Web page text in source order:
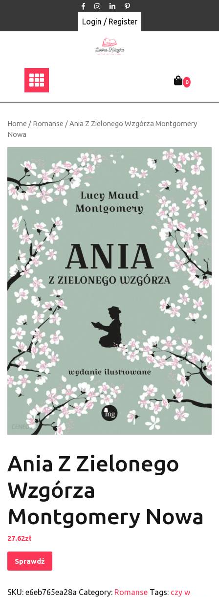
Login / Register
0
Home / Romanse / Ania Z Zielonego Wzgórza Montgomery
Nowa
Ania Z Zielonego
Wzgórza
Montgomery Nowa
27.62zł
Sprawdź
SKU: e6eb765ea28a Category: Romanse Tags: czy w